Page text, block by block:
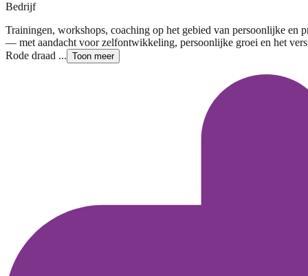
Bedrijf
Trainingen, workshops, coaching op het gebied van persoonlijke en
— met aandacht voor zelfontwikkeling, persoonlijke groei en het
Rode draad ... Toon meer